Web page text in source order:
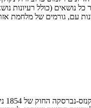
כל נושאים (כולל רעיונות